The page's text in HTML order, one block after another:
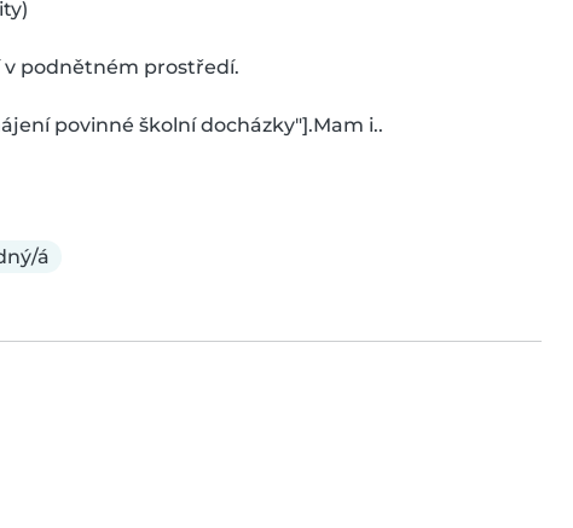
podnětném prostředí.
povinné školní docházky"].Mam i..
á